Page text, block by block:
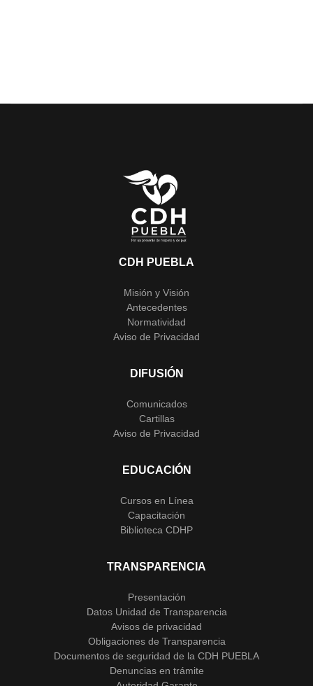
CDH PUEBLA
Misión y Visión
Antecedentes
Normatividad
Aviso de Privacidad
DIFUSIÓN
Comunicados
Cartillas
Aviso de Privacidad
EDUCACIÓN
Cursos en Línea
Capacitación
Biblioteca CDHP
TRANSPARENCIA
Presentación
Datos Unidad de Transparencia
Avisos de privacidad
Obligaciones de Transparencia
Documentos de seguridad de la CDH PUEBLA
Denuncias en trámite